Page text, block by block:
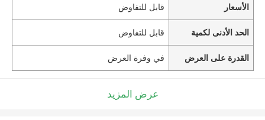
الأسعار قابل للتفاوض
الحد الأدنى لكمية قابل للتفاوض
القدرة على العرض في وفرة العرض
عرض المزيد